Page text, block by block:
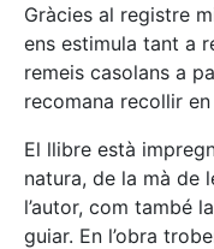
Gràcies al registre
ens estimula tant a
remeis casolans a
recomana recollir
El llibre està
natura, de la mà de
l’autor, com també
guiar. En l’obra